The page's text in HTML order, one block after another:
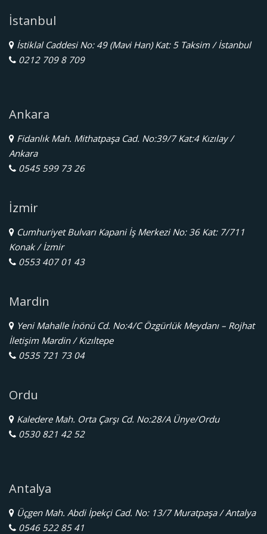
İstanbul
İstiklal Caddesi No: 49 (Mavi Han) Kat: 5 Taksim / İstanbul
0212 709 8 709
Ankara
Fidanlık Mah. Mithatpaşa Cad. No:39/7 Kat:4 Kızılay /
Ankara
0545 599 73 26
İzmir
Cumhuriyet Bulvarı Kapani İş Merkezi No: 36 Kat: 7/711
Konak / İzmir
0553 407 01 43
Mardin
Yeni Mahalle İnönü Cd. No:4/C Özgürlük Meydanı – Rojhat
İletişim Mardin / Kızıltepe
0535 721 73 04
Ordu
Kaledere Mah. Orta Çarşı Cd. No:28/A Ünye/Ordu
0530 821 42 52
Antalya
Üçgen Mah. Abdi İpekçi Cad. No: 13/7 Muratpaşa / Antalya
0546 522 85 41